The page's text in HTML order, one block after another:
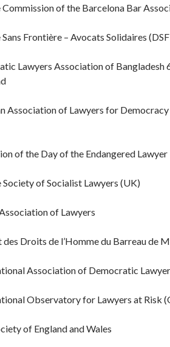
Commission of the Barcelona Bar
Frontière – Avocats Solidaires
Lawyers Association of Bangladesh
Association of Lawyers for
of the Day of the Endangered Lawyer
Society of Socialist Lawyers (UK)
of Lawyers
des Droits de l’Homme du Barreau de
Association of Democratic
Observatory for Lawyers at Risk
of England and Wales